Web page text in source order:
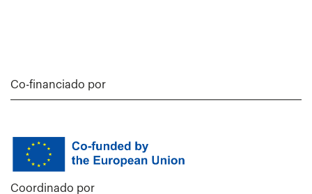
Co-financiado por
Coordinado por